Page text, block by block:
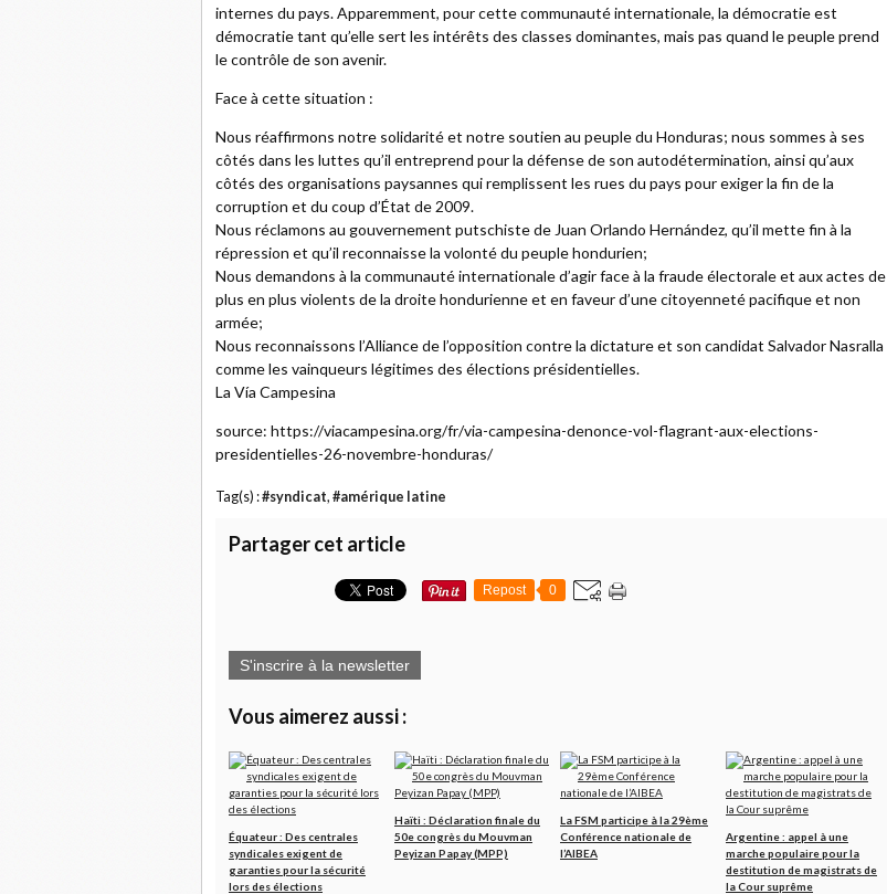
internes du pays. Apparemment, pour cette communauté internationale, la démocratie est
démocratie tant qu’elle sert les intérêts des classes dominantes, mais pas quand le peuple prend
le contrôle de son avenir.
Face à cette situation :
Nous réaffirmons notre solidarité et notre soutien au peuple du Honduras; nous sommes à ses
côtés dans les luttes qu’il entreprend pour la défense de son autodétermination, ainsi qu’aux
côtés des organisations paysannes qui remplissent les rues du pays pour exiger la fin de la
corruption et du coup d’État de 2009.
Nous réclamons au gouvernement putschiste de Juan Orlando Hernández, qu’il mette fin à la
répression et qu’il reconnaisse la volonté du peuple hondurien;
Nous demandons à la communauté internationale d’agir face à la fraude électorale et aux actes de
plus en plus violents de la droite hondurienne et en faveur d’une citoyenneté pacifique et non
armée;
Nous reconnaissons l’Alliance de l’opposition contre la dictature et son candidat Salvador Nasralla
comme les vainqueurs légitimes des élections présidentielles.
La Vía Campesina
source: https://viacampesina.org/fr/via-campesina-denonce-vol-flagrant-aux-elections-
presidentielles-26-novembre-honduras/
Tag(s) :#syndicat, #amérique latine
Partager cet article
Repost 0
S'inscrire à la newsletter
Vous aimerez aussi :
Équateur : Des centrales
syndicales exigent de
garanties pour la sécurité
lors des élections
Haïti : Déclaration finale du
50e congrès du Mouvman
Peyizan Papay (MPP)
La FSM participe à la 29ème
Conférence nationale de
l’AIBEA
Argentine : appel à une
marche populaire pour la
destitution de magistrats de
la Cour suprême